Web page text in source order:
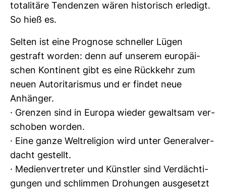
tota­li­täre Ten­denzen wären his­to­risch erle­digt.
So hieß es.
Selten ist eine Pro­gnose schneller Lügen
gestraft worden: denn auf unserem euro­päi­
schen Kon­ti­nent gibt es eine Rück­kehr zum
neuen Auto­ri­ta­rismus und er findet neue
Anhänger.
· Grenzen sind in Europa wieder gewaltsam ver­
schoben worden.
· Eine ganze Welt­re­li­gion wird unter Gene­ral­ver­
dacht gestellt.
· Medi­en­ver­treter und Künstler sind Ver­däch­ti­
gungen und schlimmen Dro­hungen aus­ge­setzt